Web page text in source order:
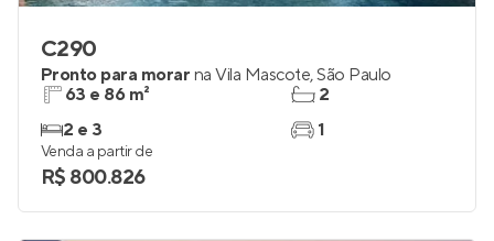
C290
Pronto para morar na Vila Mascote,São Paulo
63 e 86 m²
2 e 3
2
1
Venda a partir de
R$ 800.826